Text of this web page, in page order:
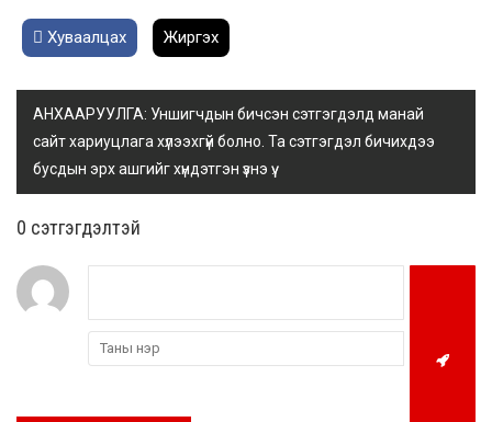
Хуваалцах Жиргэх
АНХААРУУЛГА: Уншигчдын бичсэн сэтгэгдэлд манай
сайт хариуцлага хүлээхгүй болно. Та сэтгэгдэл бичихдээ
бусдын эрх ашгийг хүндэтгэн үзнэ үү.
0 cэтгэгдэлтэй